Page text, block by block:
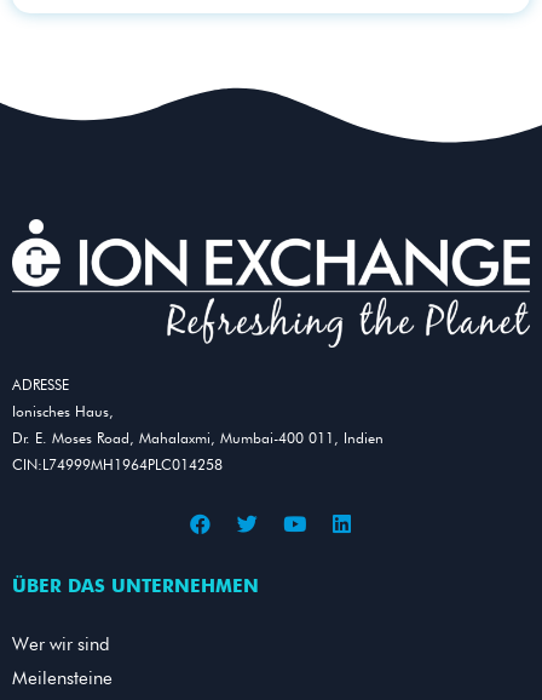
ADRESSE
Ionisches Haus,
Dr. E. Moses Road, Mahalaxmi, Mumbai-400 011, Indien
CIN:L74999MH1964PLC014258
ÜBER DAS UNTERNEHMEN
Wer wir sind
Meilensteine